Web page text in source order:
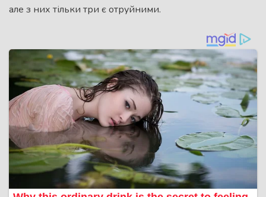
але з них тільки три є отруйними.